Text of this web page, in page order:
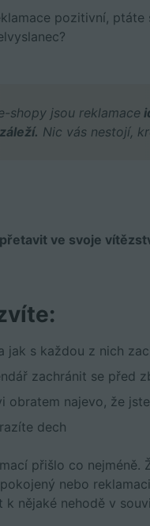
pozitivní, ptáte
shopy jsou reklamace
Nic vás nestojí,
ve svoje
jak s každou z nich
zachránit se před
obratem najevo, že
dech
přišlo co nejméně.
nebo
nějaké nehodě v